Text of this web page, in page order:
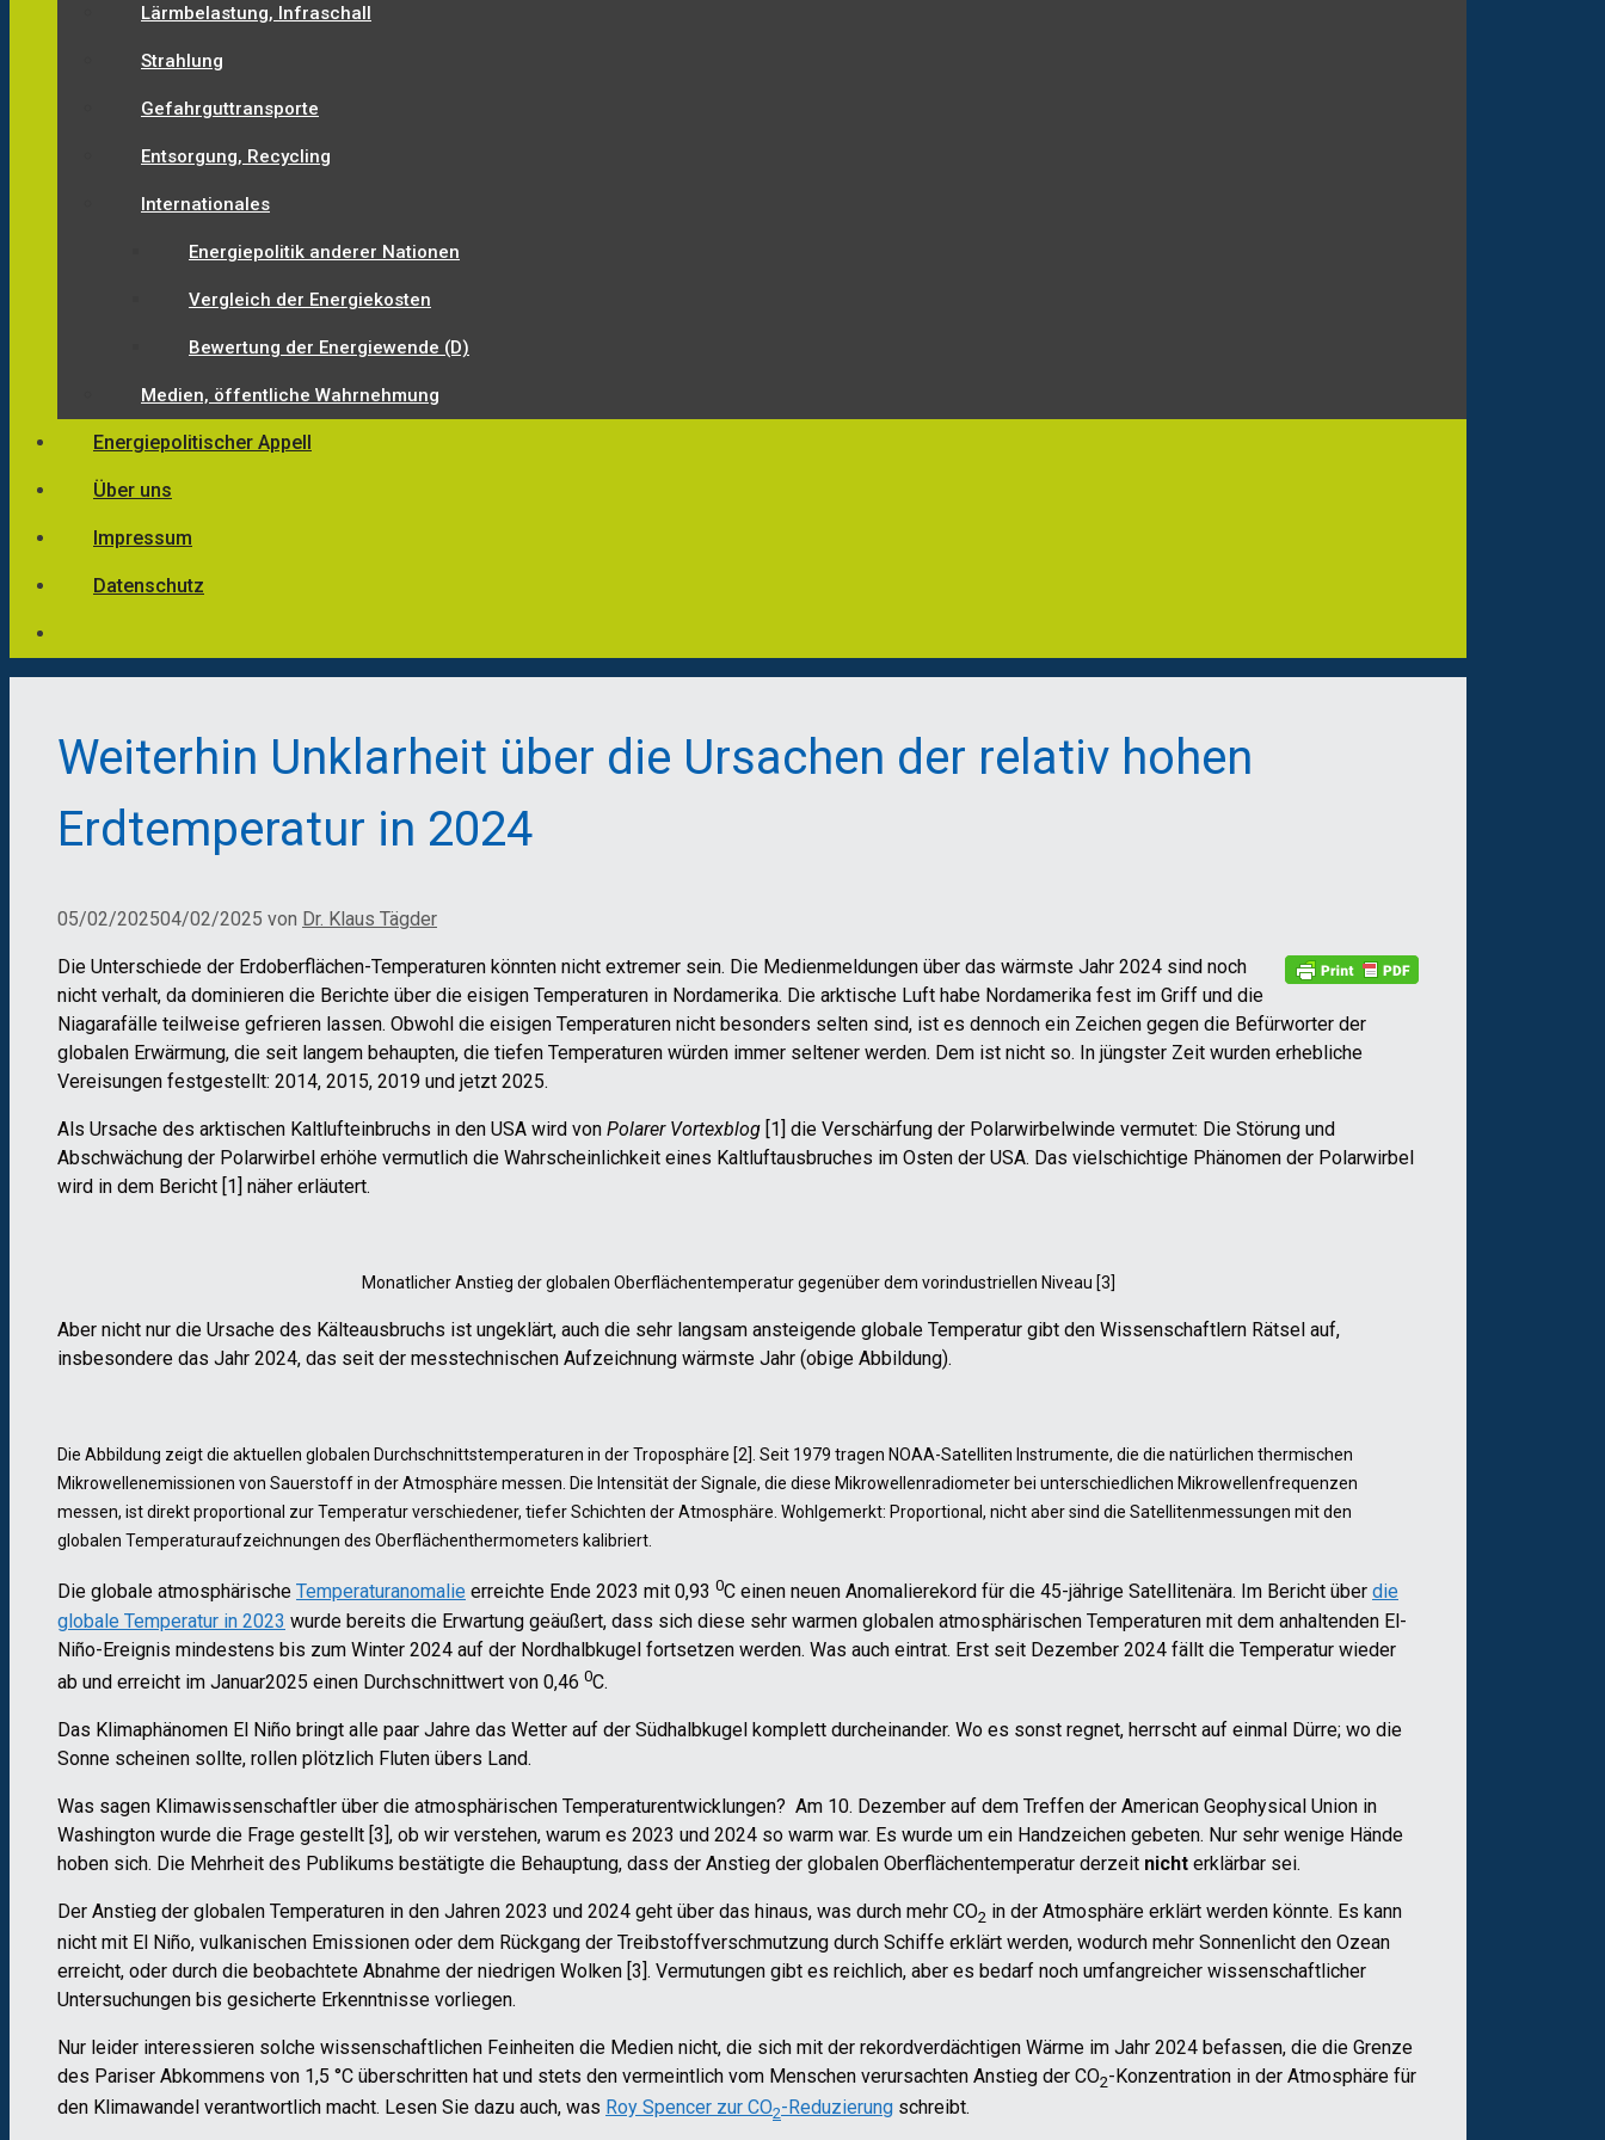
Lärmbelastung, Infraschall
Strahlung
Gefahrguttransporte
Entsorgung, Recycling
Internationales
Energiepolitik anderer Nationen
Vergleich der Energiekosten
Bewertung der Energiewende (D)
Medien, öffentliche Wahrnehmung
Energiepolitischer Appell
Über uns
Impressum
Datenschutz
Weiterhin Unklarheit über die Ursachen der relativ hohen
Erdtemperatur in 2024
05/02/202504/02/2025 von Dr. Klaus Tägder
Die Unterschiede der Erdoberflächen-Temperaturen könnten nicht extremer sein. Die Medienmeldungen über das wärmste Jahr 2024 sind noch
nicht verhalt, da dominieren die Berichte über die eisigen Temperaturen in Nordamerika. Die arktische Luft habe Nordamerika fest im Griff und die
Niagarafälle teilweise gefrieren lassen. Obwohl die eisigen Temperaturen nicht besonders selten sind, ist es dennoch ein Zeichen gegen die Befürworter der
globalen Erwärmung, die seit langem behaupten, die tiefen Temperaturen würden immer seltener werden. Dem ist nicht so. In jüngster Zeit wurden erhebliche
Vereisungen festgestellt: 2014, 2015, 2019 und jetzt 2025.
Als Ursache des arktischen Kaltlufteinbruchs in den USA wird von Polarer Vortexblog [1] die Verschärfung der Polarwirbelwinde vermutet: Die Störung und
Abschwächung der Polarwirbel erhöhe vermutlich die Wahrscheinlichkeit eines Kaltluftausbruches im Osten der USA. Das vielschichtige Phänomen der Polarwirbel
wird in dem Bericht [1] näher erläutert.
Monatlicher Anstieg der globalen Oberflächentemperatur gegenüber dem vorindustriellen Niveau [3]
Aber nicht nur die Ursache des Kälteausbruchs ist ungeklärt, auch die sehr langsam ansteigende globale Temperatur gibt den Wissenschaftlern Rätsel auf,
insbesondere das Jahr 2024, das seit der messtechnischen Aufzeichnung wärmste Jahr (obige Abbildung).
Die Abbildung zeigt die aktuellen globalen Durchschnittstemperaturen in der Troposphäre [2]. Seit 1979 tragen NOAA-Satelliten Instrumente, die die natürlichen thermischen
Mikrowellenemissionen von Sauerstoff in der Atmosphäre messen. Die Intensität der Signale, die diese Mikrowellenradiometer bei unterschiedlichen Mikrowellenfrequenzen
messen, ist direkt proportional zur Temperatur verschiedener, tiefer Schichten der Atmosphäre. Wohlgemerkt: Proportional, nicht aber sind die Satellitenmessungen mit den
globalen Temperaturaufzeichnungen des Oberflächenthermometers kalibriert.
Die globale atmosphärische Temperaturanomalie erreichte Ende 2023 mit 0,93 0C einen neuen Anomalierekord für die 45-jährige Satellitenära. Im Bericht über die
globale Temperatur in 2023 wurde bereits die Erwartung geäußert, dass sich diese sehr warmen globalen atmosphärischen Temperaturen mit dem anhaltenden El-
Niño-Ereignis mindestens bis zum Winter 2024 auf der Nordhalbkugel fortsetzen werden. Was auch eintrat. Erst seit Dezember 2024 fällt die Temperatur wieder
ab und erreicht im Januar2025 einen Durchschnittwert von 0,46 0C.
Das Klimaphänomen El Niño bringt alle paar Jahre das Wetter auf der Südhalbkugel komplett durcheinander. Wo es sonst regnet, herrscht auf einmal Dürre; wo die
Sonne scheinen sollte, rollen plötzlich Fluten übers Land.
Was sagen Klimawissenschaftler über die atmosphärischen Temperaturentwicklungen? Am 10. Dezember auf dem Treffen der American Geophysical Union in
Washington wurde die Frage gestellt [3], ob wir verstehen, warum es 2023 und 2024 so warm war. Es wurde um ein Handzeichen gebeten. Nur sehr wenige Hände
hoben sich. Die Mehrheit des Publikums bestätigte die Behauptung, dass der Anstieg der globalen Oberflächentemperatur derzeit nicht erklärbar sei.
Der Anstieg der globalen Temperaturen in den Jahren 2023 und 2024 geht über das hinaus, was durch mehr CO2 in der Atmosphäre erklärt werden könnte. Es kann
nicht mit El Niño, vulkanischen Emissionen oder dem Rückgang der Treibstoffverschmutzung durch Schiffe erklärt werden, wodurch mehr Sonnenlicht den Ozean
erreicht, oder durch die beobachtete Abnahme der niedrigen Wolken [3]. Vermutungen gibt es reichlich, aber es bedarf noch umfangreicher wissenschaftlicher
Untersuchungen bis gesicherte Erkenntnisse vorliegen.
Nur leider interessieren solche wissenschaftlichen Feinheiten die Medien nicht, die sich mit der rekordverdächtigen Wärme im Jahr 2024 befassen, die die Grenze
des Pariser Abkommens von 1,5 °C überschritten hat und stets den vermeintlich vom Menschen verursachten Anstieg der CO2-Konzentration in der Atmosphäre für
den Klimawandel verantwortlich macht. Lesen Sie dazu auch, was Roy Spencer zur CO2-Reduzierung schreibt.